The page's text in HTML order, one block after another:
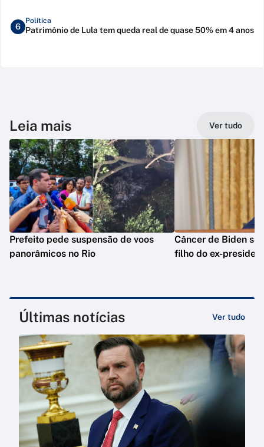
6
Política
Patrimônio de Lula tem queda real de quase 50% em 4 anos
Leia mais Ver tudo
Prefeito pede suspensão de voos
panorâmicos no Rio
Câncer de Biden se
filho do ex-
Últimas notícias Ver tudo